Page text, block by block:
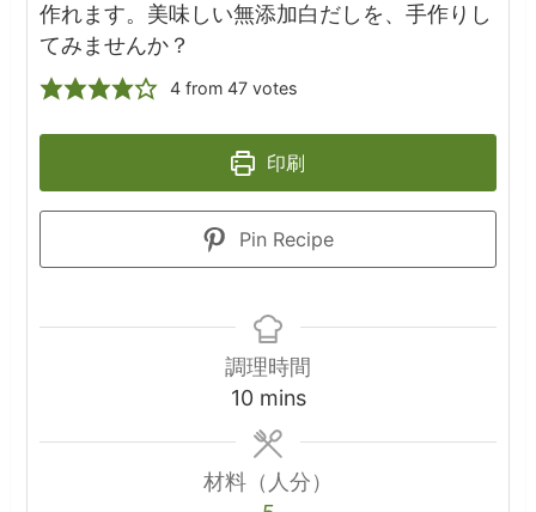
作れます。美味しい無添加白だしを、手作りし
てみませんか？
4from 47votes
印刷
Pin Recipe
調理時間
10minutes
mins
材料（人分）